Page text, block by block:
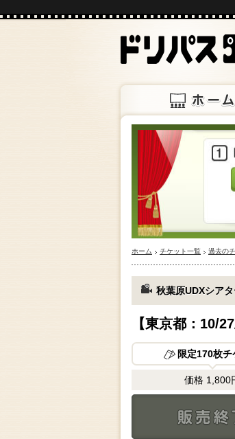
ホーム チケット一覧 過去の
秋葉原UDXシア
【東京都：10/
限定170枚チ
価格 1,800